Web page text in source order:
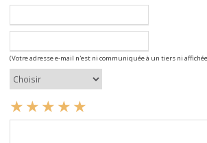
(Votre adresse e-mail n'est ni communiquée à un tiers ni